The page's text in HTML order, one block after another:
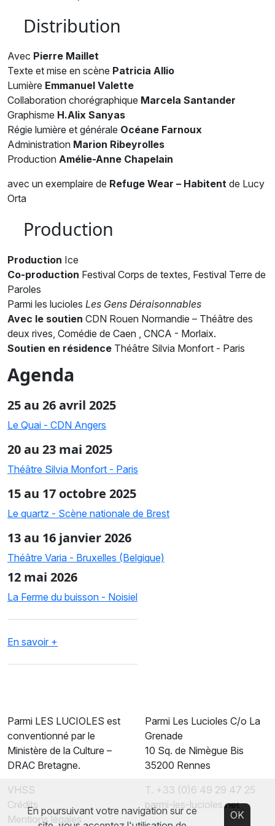
Distribution
Avec Pierre Maillet
Texte et mise en scène Patricia Allio
Lumière Emmanuel Valette
Collaboration chorégraphique Marcela Santander
Graphisme H.Alix Sanyas
Régie lumière et générale Océane Farnoux
Administration Marion Ribeyrolles
Production Amélie-Anne Chapelain
avec un exemplaire de Refuge Wear – Habitent de Lucy
Orta
Production
Production Ice
Co-production Festival Corps de textes, Festival Terre de
Paroles
Parmi les lucioles Les Gens Déraisonnables
Avec le soutien CDN Rouen Normandie – Théâtre des
deux rives, Comédie de Caen , CNCA - Morlaix.
Soutien en résidence Théâtre Silvia Monfort - Paris
Agenda
25 au 26 avril 2025
Le Quai - CDN Angers
20 au 23 mai 2025
Théâtre Silvia Monfort - Paris
15 au 17 octobre 2025
Le quartz - Scène nationale de Brest
13 au 16 janvier 2026
Théâtre Varia - Bruxelles (Belgique)
12 mai 2026
La Ferme du buisson - Noisiel
En savoir +
Parmi LES LUCIOLES est
conventionné par le
Ministère de la Culture –
DRAC Bretagne.
VHSS
Crédits
Mentions légales
Parmi Les Lucioles C/o La
Grenade
10 Sq. de Nimègue Bis
35200 Rennes
T. +33 (0)6 49 29 47 25
parmi-les-lucioles.net
En poursuivant votre navigation sur ce
OK